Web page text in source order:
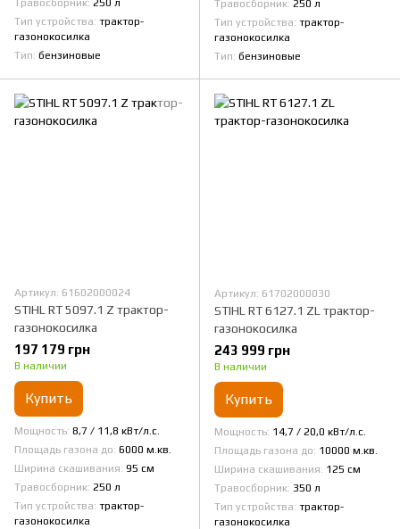
Травосборник 250 л
Тип устройства трактор-
газонокосилка
Тип бензиновые
Травосборник 250 л
Тип устройства трактор-
газонокосилка
Тип бензиновые
Артикул: 61602000024
STIHL RT 5097.1 Z трактор-
газонокосилка
197 179 грн
В наличии
Купить
Мощность 8,7 / 11,8 кВт/л.с.
Площадь газона до 6000 м.кв.
Ширина скашивания 95 см
Травосборник 250 л
Тип устройства трактор-
газонокосилка
Артикул: 61702000030
STIHL RT 6127.1 ZL трактор-
газонокосилка
243 999 грн
В наличии
Купить
Мощность 14,7 / 20,0 кВт/л.с.
Площадь газона до 10000 м.кв.
Ширина скашивания 125 см
Травосборник 350 л
Тип устройства трактор-
газонокосилка